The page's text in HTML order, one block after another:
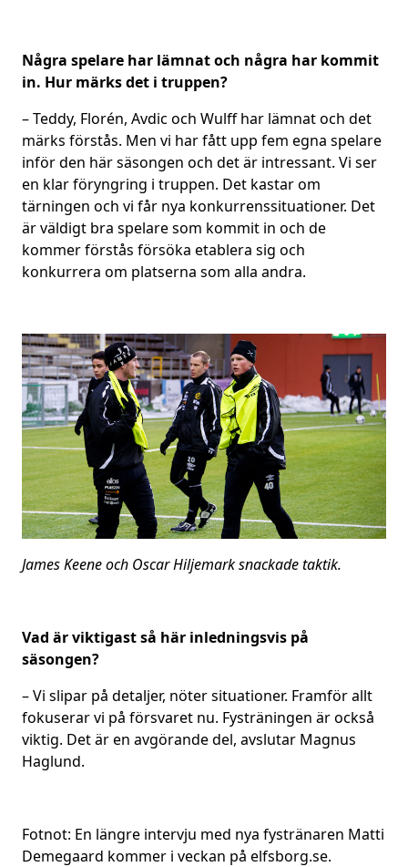
Några spelare har lämnat och några har kommit
in. Hur märks det i truppen?
– Teddy, Florén, Avdic och Wulff har lämnat och det
märks förstås. Men vi har fått upp fem egna spelare
inför den här säsongen och det är intressant. Vi ser
en klar föryngring i truppen. Det kastar om
tärningen och vi får nya konkurrenssituationer. Det
är väldigt bra spelare som kommit in och de
kommer förstås försöka etablera sig och
konkurrera om platserna som alla andra.
James Keene och Oscar Hiljemark snackade taktik.
Vad är viktigast så här inledningsvis på
säsongen?
– Vi slipar på detaljer, nöter situationer. Framför allt
fokuserar vi på försvaret nu. Fysträningen är också
viktig. Det är en avgörande del, avslutar Magnus
Haglund.
Fotnot: En längre intervju med nya fystränaren Matti
Demegaard kommer i veckan på elfsborg.se.